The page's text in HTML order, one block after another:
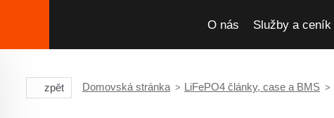
O nás Služby a ceník
zpět Domovská stránka LiFePO4 články, case a BMS